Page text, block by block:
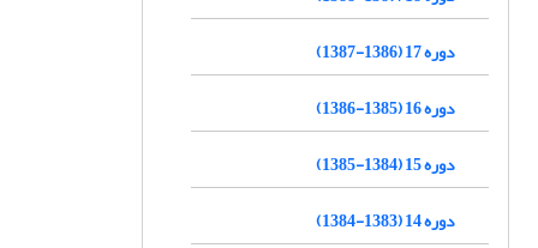
دوره 17 (1386-1387)
دوره 16 (1385-1386)
دوره 15 (1384-1385)
دوره 14 (1383-1384)